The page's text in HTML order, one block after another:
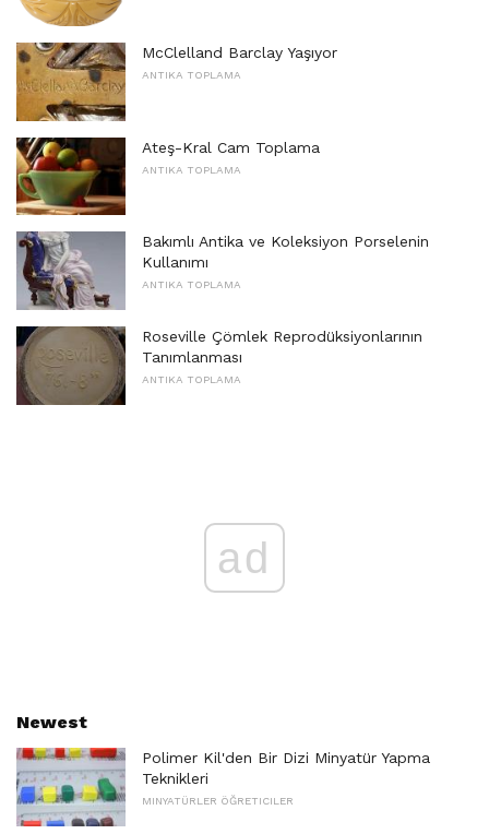
McClelland Barclay Yaşıyor
ANTIKA TOPLAMA
Ateş-Kral Cam Toplama
ANTIKA TOPLAMA
Bakımlı Antika ve Koleksiyon Porselenin
Kullanımı
ANTIKA TOPLAMA
Roseville Çömlek Reprodüksiyonlarının
Tanımlanması
ANTIKA TOPLAMA
ad
Newest
Polimer Kil'den Bir Dizi Minyatür Yapma
Teknikleri
MINYATÜRLER ÖĞRETICILER